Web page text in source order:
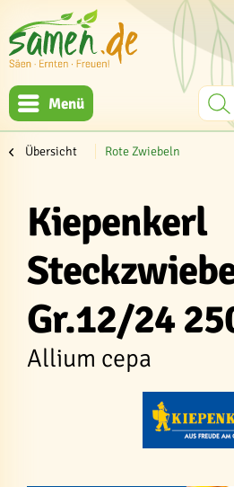
Menü
Übersicht Rote Zwiebeln
Kiepenkerl
Gr.12/24
Allium cepa